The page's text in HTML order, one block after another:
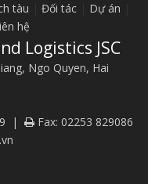
tàu Đối tác Dự án
hệ
Logistics JSC
Ngo Quyen, Hai
| Fax: 02253 829086